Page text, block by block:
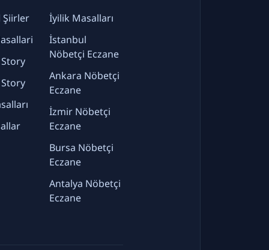
Şiirler
İyilik Masalları
İstanbul
Nöbetçi Eczane
Ankara Nöbetçi
Eczane
İzmir Nöbetçi
Eczane
Bursa Nöbetçi
Eczane
Antalya Nöbetçi
Eczane